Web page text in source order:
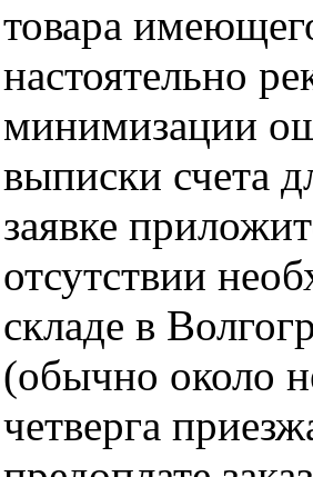
товара
настоятельно
минимизации
выписки счета
заявке
отсутствии
складе в
(обычно около
четверга